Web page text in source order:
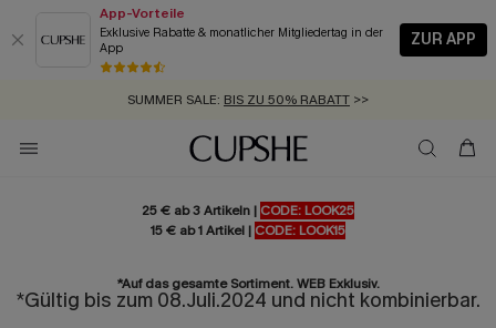
App-Vorteile
Exklusive Rabatte & monatlicher Mitgliedertag in der
App
ZUR APP
GRATIS MASSBAND MIT JEDEM SCHNELLVERSAND-ARTIKEL >>
SUMMER SALE: BIS ZU 50% RABATT >>
ZUM NEWSLETTER:BIS ZU -20% EXTRA ERHALTEN
KOSTENLOSER VERSAND AB 89 €
25 € ab 3 Artikeln | CODE: LOOK25
15 € ab 1 Artikel | CODE: LOOK15
*Auf das gesamte Sortiment. WEB Exklusiv.
*Gültig bis zum 08.Juli.2024 und nicht kombinierbar.